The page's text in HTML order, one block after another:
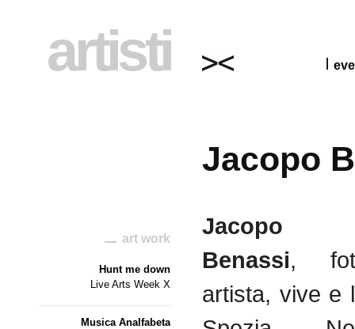
artisti
art work
Hunt me down
Live Arts Week X
Musica Analfabeta
Jacopo
Jacopo
Benassi,
artista, vive e